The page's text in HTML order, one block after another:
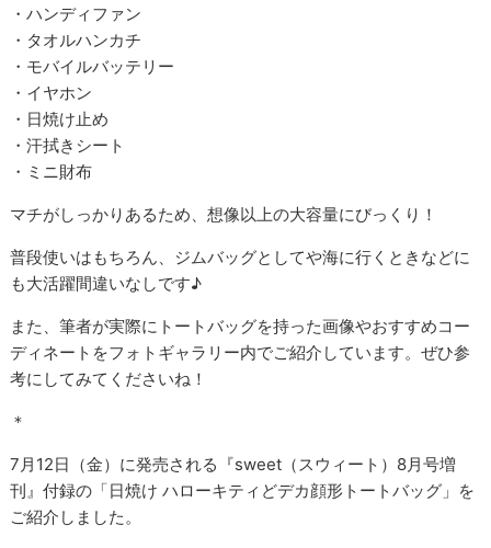
・ハンディファン
・タオルハンカチ
・モバイルバッテリー
・イヤホン
・日焼け止め
・汗拭きシート
・ミニ財布
マチがしっかりあるため、想像以上の大容量にびっくり！
普段使いはもちろん、ジムバッグとしてや海に行くときなどに
も大活躍間違いなしです♪
また、筆者が実際にトートバッグを持った画像やおすすめコー
ディネートをフォトギャラリー内でご紹介しています。ぜひ参
考にしてみてくださいね！
＊
7月12日（金）に発売される『sweet（スウィート）8月号増
刊』付録の「日焼け ハローキティどデカ顔形トートバッグ」を
ご紹介しました。